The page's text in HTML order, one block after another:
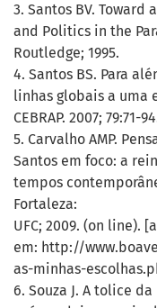
3. Santos BV. Toward
and Politics in the
Routledge; 1995.
4. Santos BS. Para
linhas globais a uma
CEBRAP. 2007; 79:71-
5. Carvalho AMP.
Santos em foco: a
tempos
Fortaleza:
UFC; 2009. (on line).
em: http://
as-minhas-
6. Souza J. A tolice